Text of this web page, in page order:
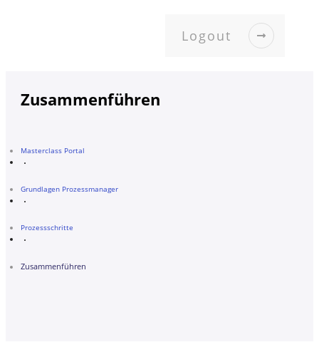
Logout
Zusammenführen
Masterclass Portal
Grundlagen Prozessmanager
Prozessschritte
Zusammenführen